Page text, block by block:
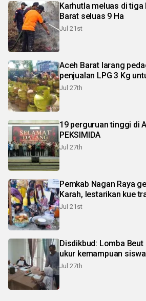
Karhutla meluas di tiga
Barat seluas 9 Ha
Jul 21st
Aceh Barat larang
penjualan LPG 3 Kg
Jul 27th
19 perguruan tinggi di
PEKSIMIDA
Jul 27th
Pemkab Nagan Raya
Karah, lestarikan kue
Jul 21st
Disdikbud: Lomba Beut
ukur kemampuan siswa
Jul 27th